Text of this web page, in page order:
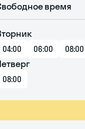
время
04:00 06:00 08:00
08:00